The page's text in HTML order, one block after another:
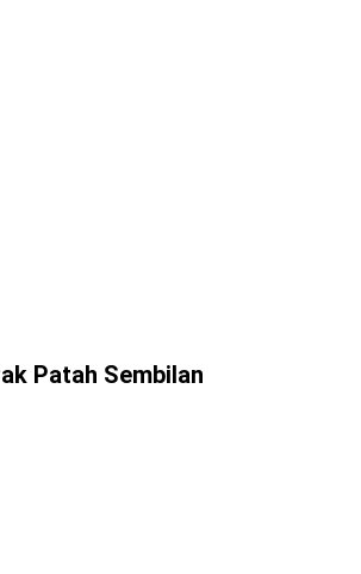
Patah Sembilan